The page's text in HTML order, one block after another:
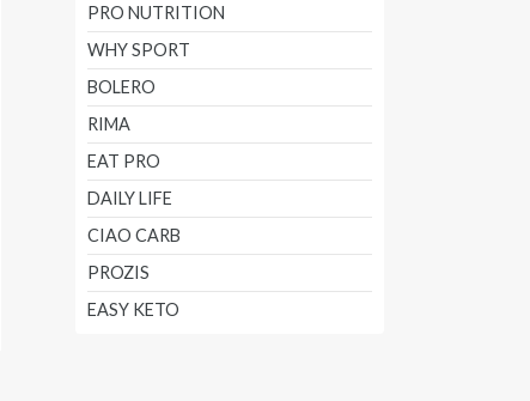
PRO NUTRITION
WHY SPORT
BOLERO
RIMA
EAT PRO
DAILY LIFE
CIAO CARB
PROZIS
EASY KETO